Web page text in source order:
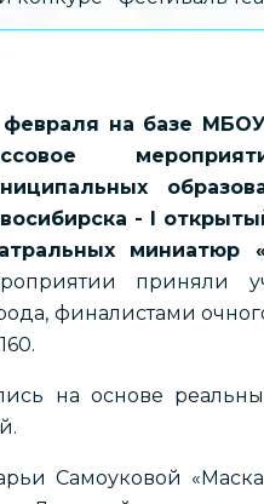
февраля на базе
- I
миниатюр
приняли
финалистами
на основе
Самоуковой